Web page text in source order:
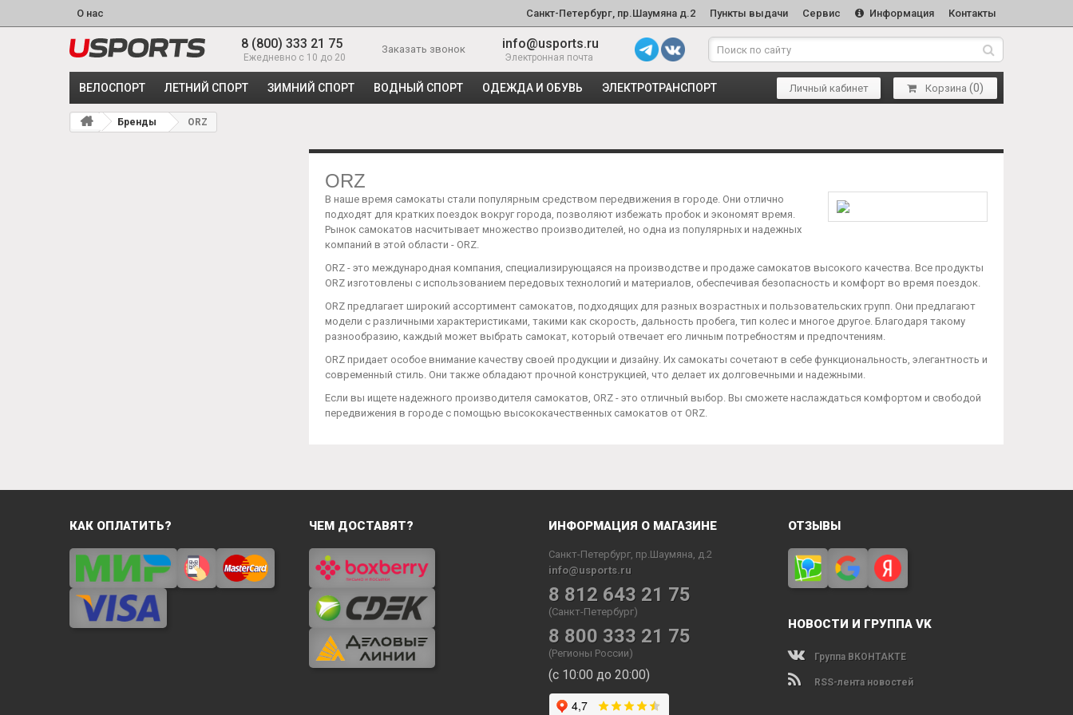
О нас Санкт-Петербург, пр.Шаумяна д.2 Пункты выдачи Сервис Информация Контакты
8 (800) 333 21 75
Ежедневно с 10 до 20
Заказать звонок info@usports.ru
Электронная почта
ВЕЛОСПОРТ ЛЕТНИЙ СПОРТ ЗИМНИЙ СПОРТ ВОДНЫЙ СПОРТ ОДЕЖДА И ОБУВЬ ЭЛЕКТРОТРАНСПОРТ Личный кабинет Корзина (0)
Бренды ORZ
ORZ
В наше время самокаты стали популярным средством передвижения в городе. Они отлично
подходят для кратких поездок вокруг города, позволяют избежать пробок и экономят время.
Рынок самокатов насчитывает множество производителей, но одна из популярных и надежных
компаний в этой области - ORZ.
ORZ - это международная компания, специализирующаяся на производстве и продаже самокатов высокого качества. Все продукты
ORZ изготовлены с использованием передовых технологий и материалов, обеспечивая безопасность и комфорт во время поездок.
ORZ предлагает широкий ассортимент самокатов, подходящих для разных возрастных и пользовательских групп. Они предлагают
модели с различными характеристиками, такими как скорость, дальность пробега, тип колес и многое другое. Благодаря такому
разнообразию, каждый может выбрать самокат, который отвечает его личным потребностям и предпочтениям.
ORZ придает особое внимание качеству своей продукции и дизайну. Их самокаты сочетают в себе функциональность, элегантность и
современный стиль. Они также обладают прочной конструкцией, что делает их долговечными и надежными.
Если вы ищете надежного производителя самокатов, ORZ - это отличный выбор. Вы сможете наслаждаться комфортом и свободой
передвижения в городе с помощью высококачественных самокатов от ORZ.
КАК ОПЛАТИТЬ? ЧЕМ ДОСТАВЯТ? ИНФОРМАЦИЯ О МАГАЗИНЕ
Санкт-Петербург, пр.Шаумяна, д.2
info@usports.ru
8 812 643 21 75
(Санкт-Петербург)
8 800 333 21 75
(Регионы России)
(с 10:00 до 20:00)
ОТЗЫВЫ
НОВОСТИ И ГРУППА VK
Группа ВКОНТАКТЕ
RSS-лента новостей